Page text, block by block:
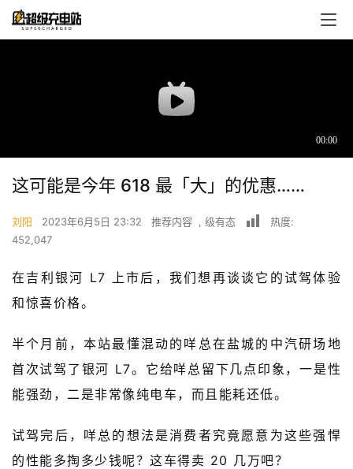
页
快
报
有
态
这可能是今年 618 最「大」的优惠……
刘阳 2023年6月5日 23:32 推荐内容 , 级有态
热度:
452,047
在吉利银河 L7 上市后，我们想再谈谈它的试驾体验
和惊喜价格。
半个月前，本站最懂混动的咩总在盐城的中汽研场地
首次试驾了银河 L7。它给咩总留下几点印象，一是性
能强劲，二是非常像纯电车，而且能耗还低。
试驾完后，咩总的想法是消费者究竟愿意为这些强悍
的性能多掏多少钱呢？这车得卖 20 几万吧？